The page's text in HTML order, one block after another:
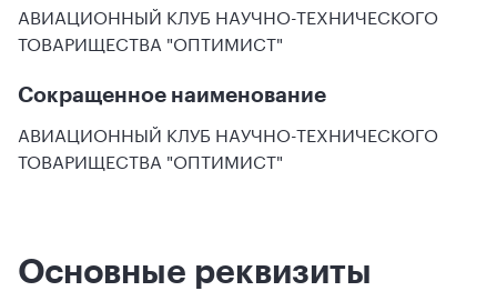
АВИАЦИОННЫЙ КЛУБ НАУЧНО-ТЕХНИЧЕСКОГО
ТОВАРИЩЕСТВА "ОПТИМИСТ"
Сокращенное наименование
АВИАЦИОННЫЙ КЛУБ НАУЧНО-ТЕХНИЧЕСКОГО
ТОВАРИЩЕСТВА "ОПТИМИСТ"
Основные реквизиты